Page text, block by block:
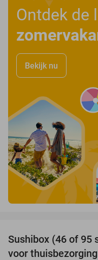
Ontdek de
Bekijk nu
Sushibox (46 of 95
voor thuisbezorging